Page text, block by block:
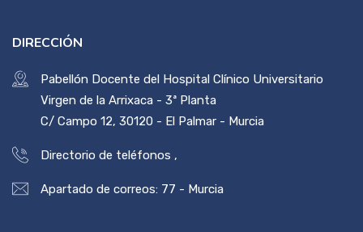
DIRECCIÓN
Pabellón Docente del Hospital Clínico Universitario
Virgen de la Arrixaca - 3ª Planta
C/ Campo 12, 30120 - El Palmar - Murcia
Directorio de teléfonos ,
Apartado de correos: 77 - Murcia